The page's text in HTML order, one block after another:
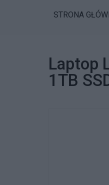
STRONA
Laptop
1TB